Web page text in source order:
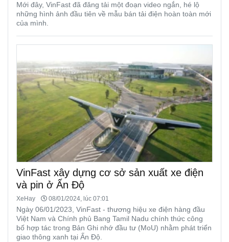
Mới đây, VinFast đã đăng tải một đoạn video ngắn, hé lộ
những hình ảnh đầu tiên về mẫu bán tải điện hoàn toàn mới
của mình.
VinFast xây dựng cơ sở sản xuất xe điện
và pin ở Ấn Độ
XeHay 08/01/2024, lúc 07:01
Ngày 06/01/2023, VinFast - thương hiệu xe điện hàng đầu
Việt Nam và Chính phủ Bang Tamil Nadu chính thức công
bố hợp tác trong Bản Ghi nhớ đầu tư (MoU) nhằm phát triển
giao thông xanh tại Ấn Độ.